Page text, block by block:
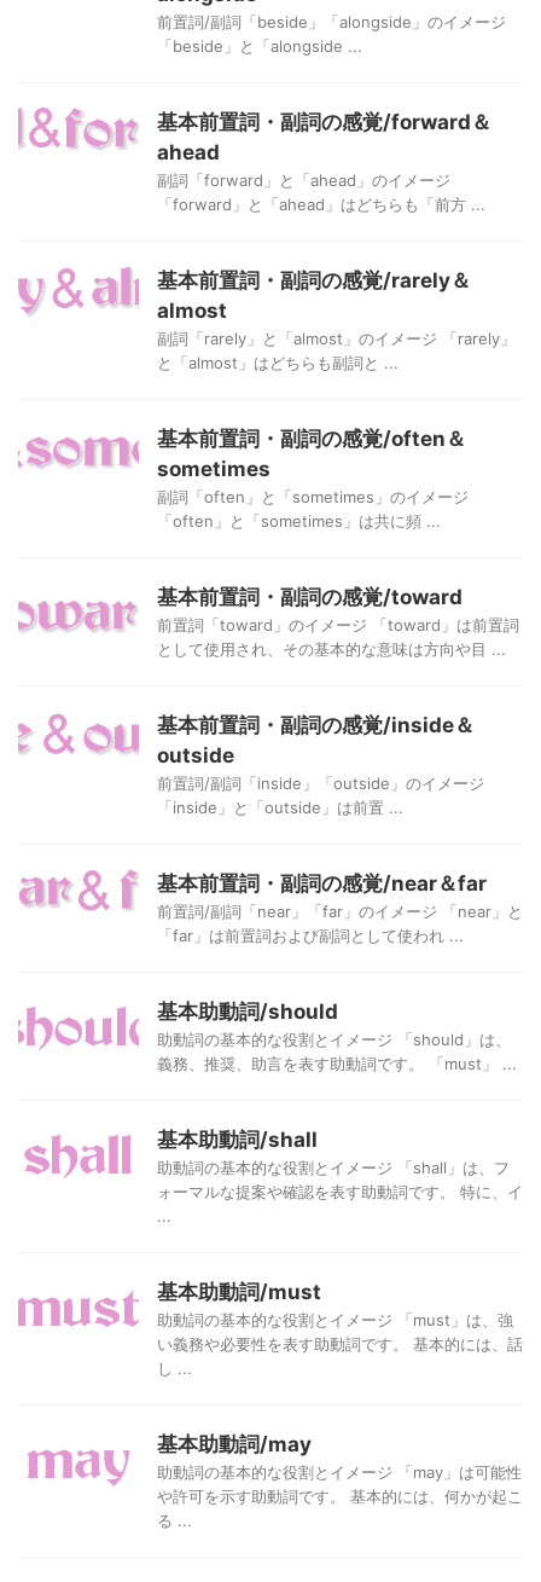
前置詞/副詞「beside」「alongside」のイメージ
「beside」と「alongside ...
基本前置詞・副詞の感覚/forward＆
ahead
副詞「forward」と「ahead」のイメージ
「forward」と「ahead」はどちらも「前方 ...
基本前置詞・副詞の感覚/rarely＆
almost
副詞「rarely」と「almost」のイメージ 「rarely」
と「almost」はどちらも副詞と ...
基本前置詞・副詞の感覚/often＆
sometimes
副詞「often」と「sometimes」のイメージ
「often」と「sometimes」は共に頻 ...
基本前置詞・副詞の感覚/toward
前置詞「toward」のイメージ 「toward」は前置詞
として使用され、その基本的な意味は方向や目 ...
基本前置詞・副詞の感覚/inside＆
outside
前置詞/副詞「inside」「outside」のイメージ
「inside」と「outside」は前置 ...
基本前置詞・副詞の感覚/near＆far
前置詞/副詞「near」「far」のイメージ 「near」と
「far」は前置詞および副詞として使われ ...
基本助動詞/should
助動詞の基本的な役割とイメージ 「should」は、
義務、推奨、助言を表す助動詞です。 「must」 ...
基本助動詞/shall
助動詞の基本的な役割とイメージ 「shall」は、フ
ォーマルな提案や確認を表す助動詞です。 特に、イ
...
基本助動詞/must
助動詞の基本的な役割とイメージ 「must」は、強
い義務や必要性を表す助動詞です。 基本的には、話
し ...
基本助動詞/may
助動詞の基本的な役割とイメージ 「may」は可能性
や許可を示す助動詞です。 基本的には、何かが起こ
る ...